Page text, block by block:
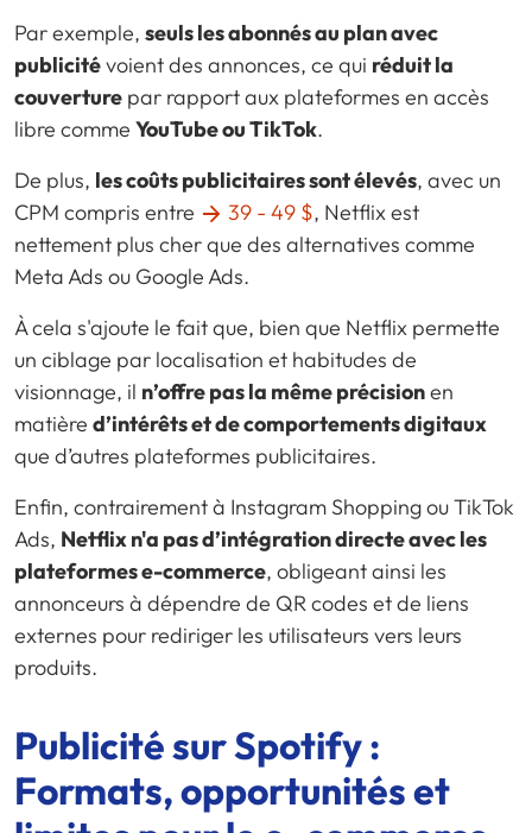
Par exemple, seuls les abonnés au plan avec
publicitévoient des annonces, ce qui réduit la
couverture par rapport aux plateformes en accès
libre comme YouTube ou TikTok.
De plus, les coûts publicitaires sont élevés, avec un
CPM compris entre
39 - 49 $, Netflix est
nettement plus cher que des alternatives comme
Meta Ads ou Google Ads.
À cela s'ajoute le fait que, bien que Netflix permette
un ciblage par localisation et habitudes de
visionnage, il n’offre pas la même précisionen
matière d’intérêts et de comportements digitaux
que d’autres plateformes publicitaires.
Enfin, contrairement à Instagram Shopping ou TikTok
Ads, Netflix n'a pas d’intégration directe avec les
plateformes e-commerce, obligeant ainsi les
annonceurs à dépendre de QR codes et de liens
externes pour rediriger les utilisateurs vers leurs
produits.
Publicité sur Spotify :
Formats, opportunités et